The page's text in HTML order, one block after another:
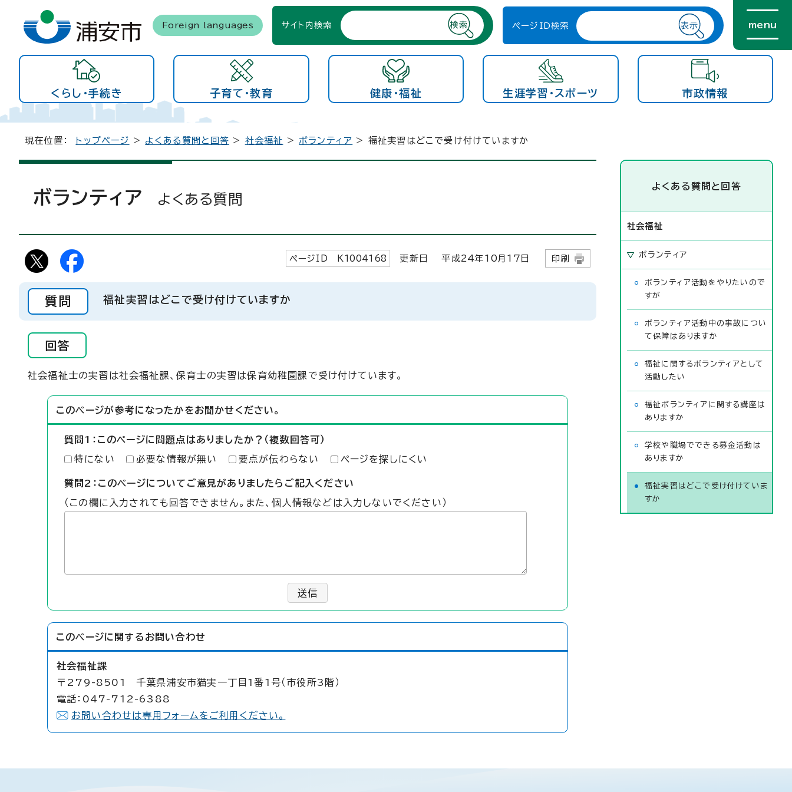
Foreign languages サイト内検索 ページID検索 menu
くらし・手続き 子育て・教育 健康・福祉 生涯学習・スポーツ 市政情報
現在位置： トップページ > よくある質問と回答 > 社会福祉 > ボランティア > 福祉実習はどこで受け付けていますか
ボランティア よくある質問
ページID K 1004168 更新日 平成24年 10 月 17 日 印刷
質問 福祉実習はどこで受け付けていますか
回答
社会福祉士の実習は社会福祉課、保育士の実習は保育幼稚園課で受け付けています。
このページが参考になったかをお聞かせください。
質問1：このページに問題点はありましたか？（複数回答可）
特にない 必要な情報が無い 要点が伝わらない ページを探しにくい
質問2：このページについてご意見がありましたらご記入ください
（この欄に入力されても回答できません。また、個人情報などは入力しないでください）
送信
このページに関する お問い合わせ
社会福祉課
〒279-8501 千葉県浦安市猫実一丁目1番1号（市役所3階）
電話：047-712-6388
お問い合わせは専用フォームをご利用ください。
よくある質問と回答
社会福祉
ボランティア
ボランティア活動をやりたいので
すが
ボランティア活動中の事故につい
て保障はありますか
福祉に関するボランティアとして
活動したい
福祉ボランティアに関する講座は
ありますか
学校や職場でできる募金活動は
ありますか
福祉実習はどこで受け付けていま
すか